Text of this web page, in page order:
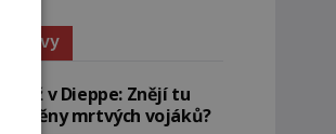
jevy
Pláž v Dieppe: Znějí tu
ozvěny mrtvých vojáků?